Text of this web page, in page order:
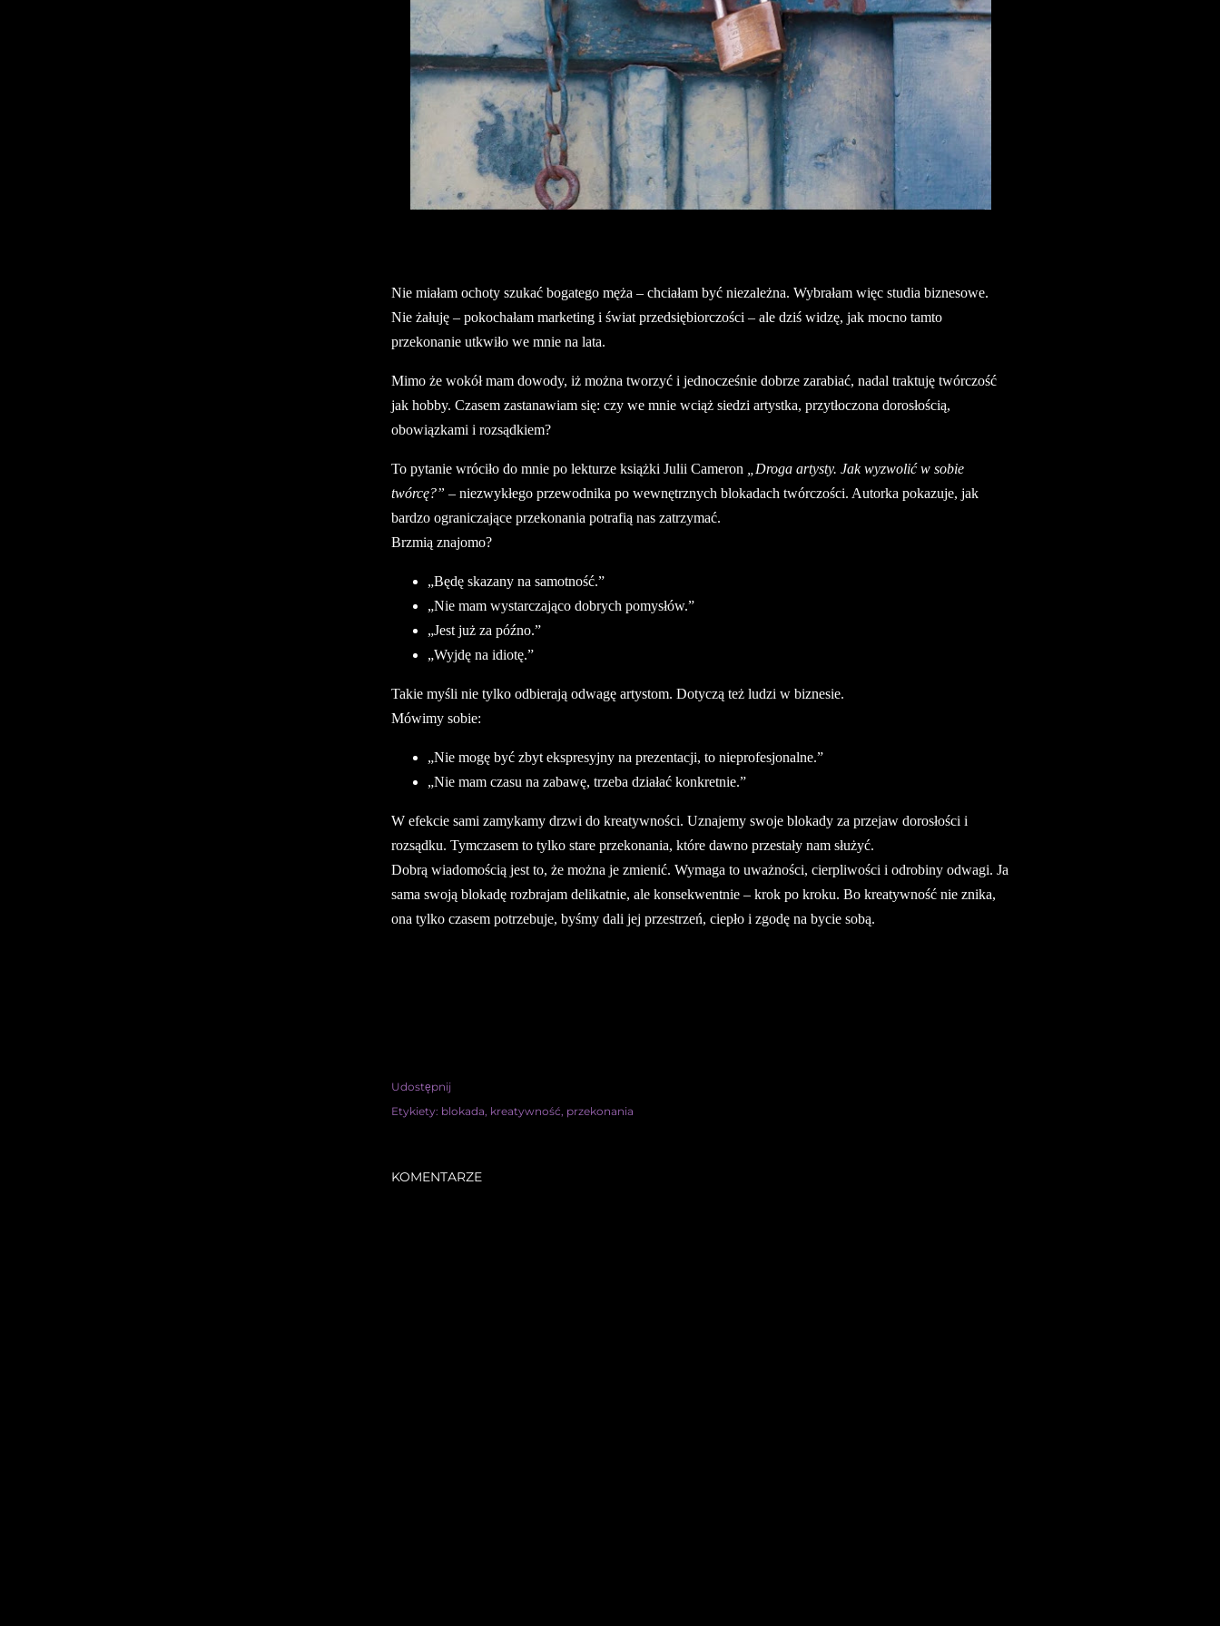
Nie miałam ochoty szukać bogatego męża – chciałam być niezależna. Wybrałam więc studia biznesowe.
Nie żałuję – pokochałam marketing i świat przedsiębiorczości – ale dziś widzę, jak mocno tamto
przekonanie utkwiło we mnie na lata.
Mimo że wokół mam dowody, iż można tworzyć i jednocześnie dobrze zarabiać, nadal traktuję twórczość
jak hobby. Czasem zastanawiam się: czy we mnie wciąż siedzi artystka, przytłoczona dorosłością,
obowiązkami i rozsądkiem?
To pytanie wróciło do mnie po lekturze książki Julii Cameron
„Droga artysty. Jak wyzwolić w sobie
twórcę?” – niezwykłego przewodnika po wewnętrznych blokadach twórczości. Autorka pokazuje, jak
bardzo ograniczające przekonania potrafią nas zatrzymać.
Brzmią znajomo?
„Będę skazany na samotność.”
„Nie mam wystarczająco dobrych pomysłów.”
„Jest już za późno.”
„Wyjdę na idiotę.”
Takie myśli nie tylko odbierają odwagę artystom. Dotyczą też ludzi w biznesie.
Mówimy sobie:
„Nie mogę być zbyt ekspresyjny na prezentacji, to nieprofesjonalne.”
„Nie mam czasu na zabawę, trzeba działać konkretnie.”
W efekcie sami zamykamy drzwi do kreatywności. Uznajemy swoje blokady za przejaw dorosłości i
rozsądku. Tymczasem to tylko stare przekonania, które dawno przestały nam służyć.
Dobrą wiadomością jest to, że można je zmienić. Wymaga to uważności, cierpliwości i odrobiny odwagi. Ja
sama swoją blokadę rozbrajam delikatnie, ale konsekwentnie – krok po kroku. Bo kreatywność nie znika,
ona tylko czasem potrzebuje, byśmy dali jej przestrzeń, ciepło i zgodę na bycie sobą.
Udostępnij
Etykiety: blokada kreatywność przekonania
KOMENTARZE